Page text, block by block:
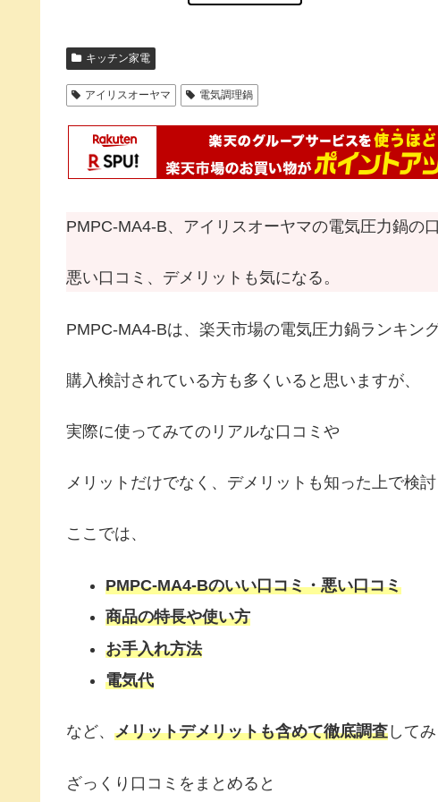
キッチン家電
アイリスオーヤマ 電気調理鍋
PMPC-MA4-B、アイリスオーヤマの電気圧力鍋の
悪い口コミ、デメリットも気になる。
PMPC-MA4-Bは、楽天市場の電気圧力鍋ランキン
購入検討されている方も多くいると思いますが、
実際に使ってみてのリアルな口コミや
メリットだけでなく、デメリットも知った上で検討
ここでは、
PMPC-MA4-Bのいい口コミ・悪い口コミ
商品の特長や使い方
お手入れ方法
電気代
など、 メリットデメリットも含めて徹底調査 して
ざっくり口コミをまとめると